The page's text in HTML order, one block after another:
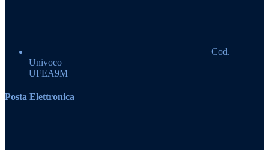
Cod.
Univoco
UFEA9M
Posta Elettronica